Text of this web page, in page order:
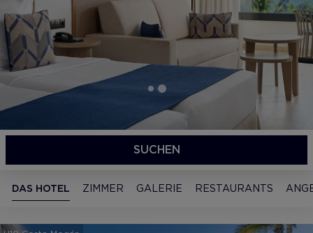
SUCHEN
DAS HOTEL ZIMMER GALERIE RESTAURANTS